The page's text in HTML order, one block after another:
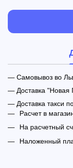
— Самовывоз во
— Доставка "Новая
— Доставка такси
Расчет в
На расчетный
Наложенный